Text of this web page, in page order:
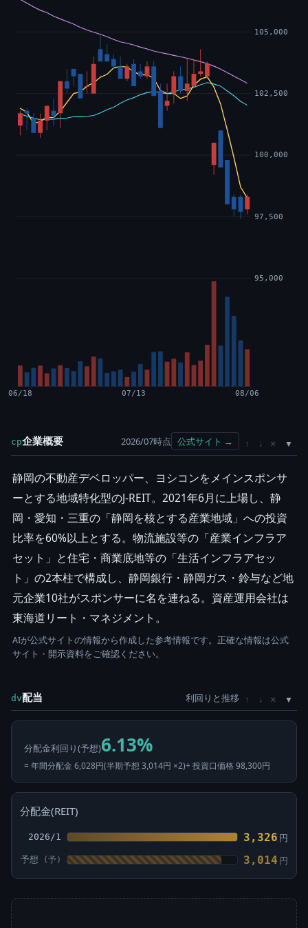
95,000
97,500
100,000
102,500
105,000
06/18 07/13 08/06
cp企業概要 2026/07時点 公式サイト → ↑ ↓ ×
静岡の不動産デベロッパー、ヨシコンをメインスポンサ
ーとする地域特化型のJ-REIT。2021年6月に上場し、静
岡・愛知・三重の「静岡を核とする産業地域」への投資
比率を60%以上とする。物流施設等の「産業インフラア
セット」と住宅・商業底地等の「生活インフラアセッ
ト」の2本柱で構成し、静岡銀行・静岡ガス・鈴与など地
元企業10社がスポンサーに名を連ねる。資産運用会社は
東海道リート・マネジメント。
AIが公式サイトの情報から作成した参考情報です。正確な情報は公式
サイト・開示資料をご確認ください。
dv配当 利回りと推移 ↑ ↓ ×
分配金利回り(予想)6.13%
= 年間分配金 6,028円(半期予想 3,014円 ×2)÷ 投資口価格 98,300円
分配金(REIT)
2026/1 3,326 円
予想 3,014 円